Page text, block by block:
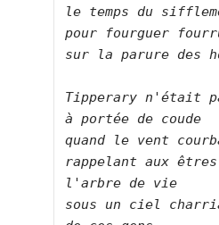
le temps du
pour fourguer
sur la parure des
Tipperary n'était
à portée de coude
quand le vent
rappelant aux
l'arbre de vie
sous un ciel